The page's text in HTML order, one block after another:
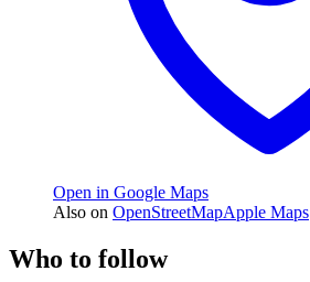
Open in Google Maps
Also on OpenStreetMapApple Maps
Who to follow